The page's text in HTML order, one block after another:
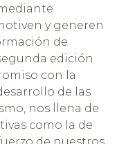
y generen
de
edición
con la
de las
nos llena de
como la de